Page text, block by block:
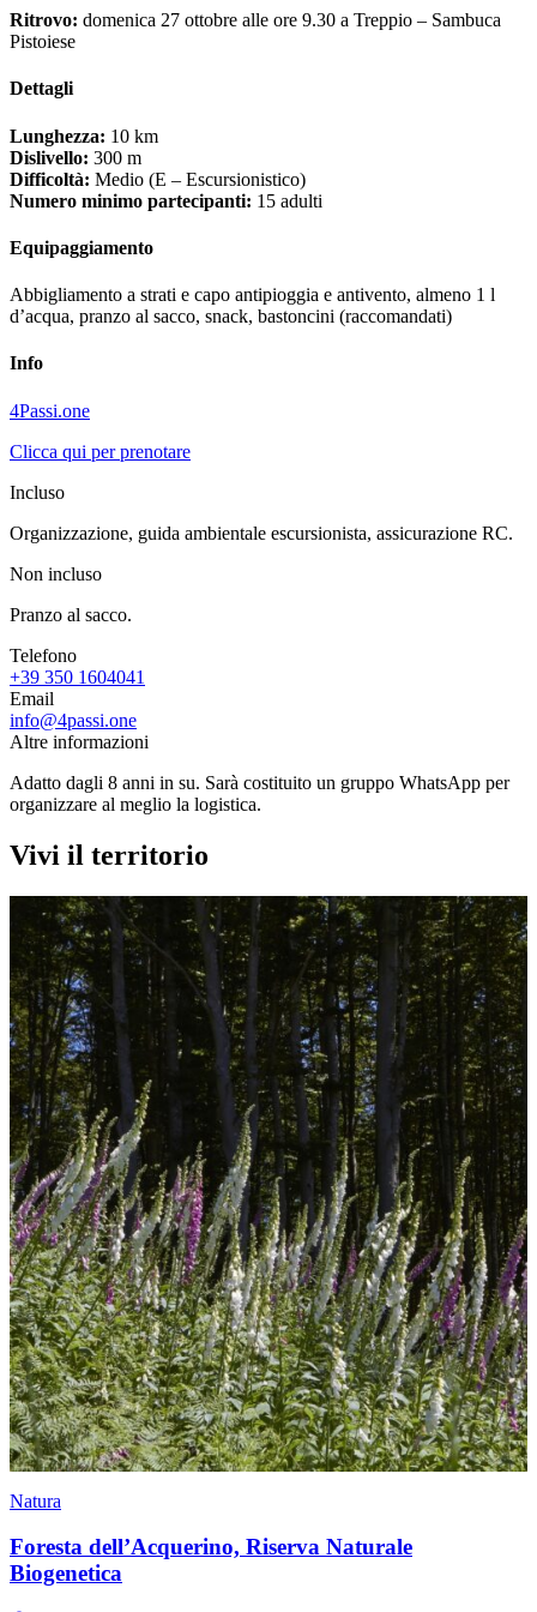
Ritrovo: domenica 27 ottobre alle ore 9.30 a Treppio – Sambuca
Pistoiese
Dettagli
Lunghezza: 10 km
Dislivello: 300 m
Difficoltà: Medio (E – Escursionistico)
Numero minimo partecipanti: 15 adulti
Equipaggiamento
Abbigliamento a strati e capo antipioggia e antivento, almeno 1 l
d’acqua, pranzo al sacco, snack, bastoncini (raccomandati)
Info
4Passi.one
Clicca qui per prenotare
Incluso
Organizzazione, guida ambientale escursionista, assicurazione RC.
Non incluso
Pranzo al sacco.
Telefono
+39 350 1604041
Email
info@4passi.one
Altre informazioni
Adatto dagli 8 anni in su. Sarà costituito un gruppo WhatsApp per
organizzare al meglio la logistica.
Vivi il territorio
Natura
Foresta dell’Acquerino, Riserva Naturale
Biogenetica